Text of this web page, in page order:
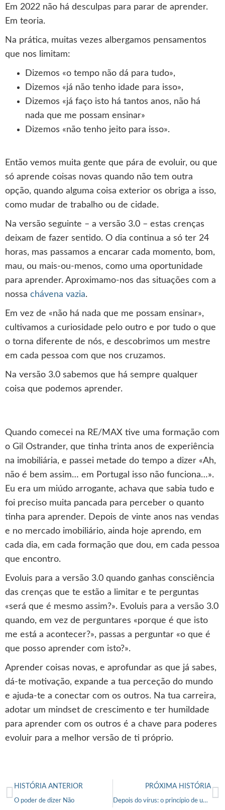
Em 2022 não há desculpas para parar de aprender.
Em teoria.
Na prática, muitas vezes albergamos pensamentos
que nos limitam:
Dizemos «o tempo não dá para tudo»,
Dizemos «já não tenho idade para isso»,
Dizemos «já faço isto há tantos anos, não há
nada que me possam ensinar»
Dizemos «não tenho jeito para isso».
Então vemos muita gente que pára de evoluir, ou que
só aprende coisas novas quando não tem outra
opção, quando alguma coisa exterior os obriga a isso,
como mudar de trabalho ou de cidade.
Na versão seguinte – a versão 3.0 – estas crenças
deixam de fazer sentido. O dia continua a só ter 24
horas, mas passamos a encarar cada momento, bom,
mau, ou mais-ou-menos, como uma oportunidade
para aprender. Aproximamo-nos das situações com a
nossa chávena vazia.
Em vez de «não há nada que me possam ensinar»,
cultivamos a curiosidade pelo outro e por tudo o que
o torna diferente de nós, e descobrimos um mestre
em cada pessoa com que nos cruzamos.
Na versão 3.0 sabemos que há sempre qualquer
coisa que podemos aprender.
Quando comecei na RE/MAX tive uma formação com
o Gil Ostrander, que tinha trinta anos de experiência
na imobiliária, e passei metade do tempo a dizer «Ah,
não é bem assim… em Portugal isso não funciona…».
Eu era um miúdo arrogante, achava que sabia tudo e
foi preciso muita pancada para perceber o quanto
tinha para aprender. Depois de vinte anos nas vendas
e no mercado imobiliário, ainda hoje aprendo, em
cada dia, em cada formação que dou, em cada pessoa
que encontro.
Evoluis para a versão 3.0 quando ganhas consciência
das crenças que te estão a limitar e te perguntas
«será que é mesmo assim?». Evoluis para a versão 3.0
quando, em vez de perguntares «porque é que isto
me está a acontecer?», passas a perguntar «o que é
que posso aprender com isto?».
Aprender coisas novas, e aprofundar as que já sabes,
dá-te motivação, expande a tua perceção do mundo
e ajuda-te a conectar com os outros. Na tua carreira,
adotar um mindset de crescimento e ter humildade
para aprender com os outros é a chave para poderes
evoluir para a melhor versão de ti próprio.
HISTÓRIA ANTERIOR
O poder de dizer Não
PRÓXIMA HISTÓRIA
Depois do vírus: o princípio de uma nova história